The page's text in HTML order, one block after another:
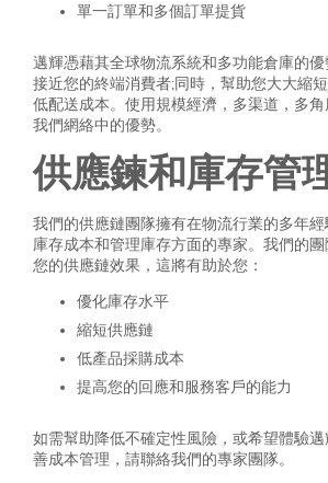
單一訂單和多個訂單提貨
邁輝憑藉其全球物流系統和多功能倉庫的
接近您的終端消費者;同時，幫助您大大縮
低配送成本。使用規模經濟，多渠道，多
我們網絡中的優勢。
供應鍊和庫存管
我們的供應鏈團隊擁有在物流行業的多年
庫存成本和管理庫存方面的專家。我們的
您的供應鏈效果，這將有助於您：
優化庫存水平
縮短供應鏈
低產品採購成本
提高您的回應和服務客戶的能力
如需幫助降低不確定性風險，或希望體驗
善成本管理，請聯絡我們的專家團隊。